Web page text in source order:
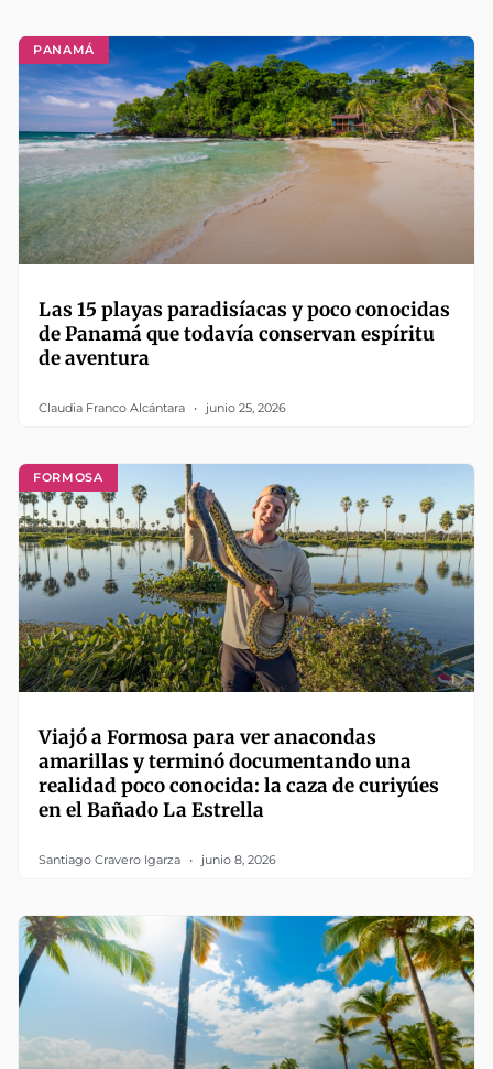
PANAMÁ
Las 15 playas paradisíacas y poco conocidas
de Panamá que todavía conservan espíritu
de aventura
Claudia Franco Alcántara junio 25, 2026
FORMOSA
Viajó a Formosa para ver anacondas
amarillas y terminó documentando una
realidad poco conocida: la caza de curiyúes
en el Bañado La Estrella
Santiago Cravero Igarza junio 8, 2026